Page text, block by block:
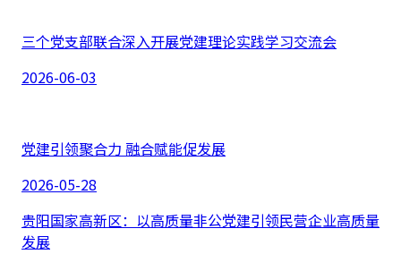
三个党支部联合深入开展党建理论实践学习交流会
2026-06-03
党建引领聚合力 融合赋能促发展
2026-05-28
贵阳国家高新区：以高质量非公党建引领民营企业高质量
发展